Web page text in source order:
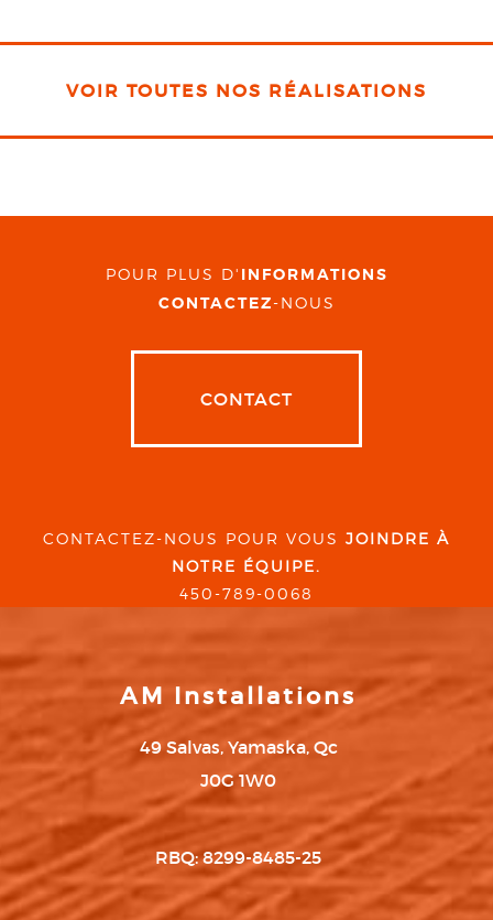
VOIR TOUTES NOS RÉALISATIONS
POUR PLUS D' INFORMATIONS
CONTACTEZ-NOUS
CONTACT
CONTACTEZ-NOUS POUR VOUS JOINDRE À
NOTRE ÉQUIPE.
450-789-0068
AM Installations
49 Salvas, Yamaska, Qc
J0G 1W0
RBQ: 8299-8485-25